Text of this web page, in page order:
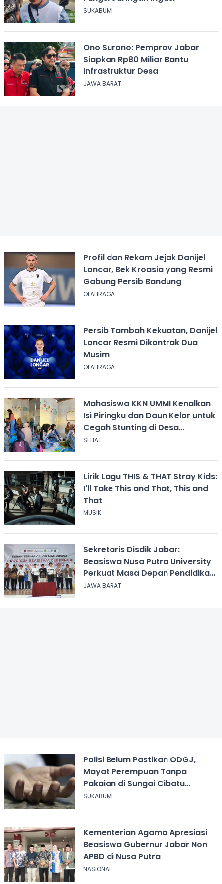
SUKABUMI
Ono Surono: Pemprov Jabar
Siapkan Rp80 Miliar Bantu
Infrastruktur Desa
JAWA BARAT
Profil dan Rekam Jejak Danijel
Loncar, Bek Kroasia yang Resmi
Gabung Persib Bandung
OLAHRAGA
Persib Tambah Kekuatan, Danijel
Loncar Resmi Dikontrak Dua
Musim
OLAHRAGA
Mahasiswa KKN UMMI Kenalkan
Isi Piringku dan Daun Kelor untuk
Cegah Stunting di Desa
Calingcing
SEHAT
Lirik Lagu THIS & THAT Stray Kids:
I'll Take This and That, This and
That
MUSIK
Sekretaris Disdik Jabar:
Beasiswa Nusa Putra University
Perkuat Masa Depan Pendidikan
Jawa Barat
JAWA BARAT
Polisi Belum Pastikan ODGJ,
Mayat Perempuan Tanpa
Pakaian di Sungai Cibatu
Cikembar
SUKABUMI
Kementerian Agama Apresiasi
Beasiswa Gubernur Jabar Non
APBD di Nusa Putra
NASIONAL